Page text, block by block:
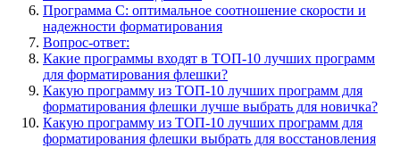
Программа C: оптимальное соотношение скорости и
надежности форматирования
Вопрос-ответ:
Какие программы входят в ТОП-10 лучших программ
для форматирования флешки?
Какую программу из ТОП-10 лучших программ для
форматирования флешки лучше выбрать для новичка?
Какую программу из ТОП-10 лучших программ для
форматирования флешки выбрать для восстановления